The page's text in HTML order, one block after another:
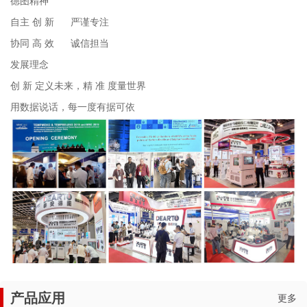
自主 创 新 严谨专注
协同 高 效 诚信担当
发展理念
创 新 定义未来，精 准 度量世界
用数据说话，每一度有据可依
产品应用 更多